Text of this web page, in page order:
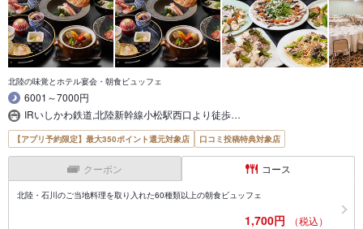
北陸の味覚とホテル宴会・朝食ビュッフェ
6001～7000円
IRいしかわ鉄道,北陸新幹線小松駅西口より徒歩…
【アプリ予約限定】最大350ポイント還元対象店 口コミ投稿特典対象店
クーポン コース
北陸・石川のご当地料理を取り入れた60種類以上の朝食ビュッフェ
1,700円 （税込）